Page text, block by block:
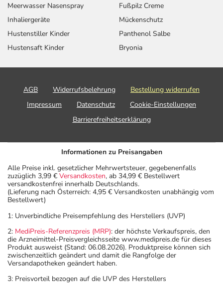
Meerwasser Nasenspray
Inhaliergeräte
Hustenstiller Kinder
Hustensaft Kinder
Fußpilz Creme
Mückenschutz
Panthenol Salbe
Bryonia
AGB Widerrufsbelehrung
Bestellung widerrufen
Impressum
Datenschutz
Cookie-Einstellungen
Barrierefreiheitserklärung
Informationen zu Preisangaben
Alle Preise inkl. gesetzlicher Mehrwertsteuer, gegebenenfalls
zuzüglich 3,99 € Versandkosten, ab 34,99 € Bestellwert
versandkostenfrei innerhalb Deutschlands.
(Lieferung nach Österreich: 4,95 € Versandkosten unabhängig vom
Bestellwert)
1: Unverbindliche Preisempfehlung des Herstellers (UVP)
2: MediPreis-Referenzpreis (MRP): der höchste Verkaufspreis, den
die Arzneimittel-Preisvergleichsseite www.medipreis.de für dieses
Produkt ausweist (Stand: 06.08.2026). Produktpreise können sich
zwischenzeitlich geändert und damit die Rangfolge der
Versandapotheken geändert haben.
3: Preisvorteil bezogen auf die UVP des Herstellers